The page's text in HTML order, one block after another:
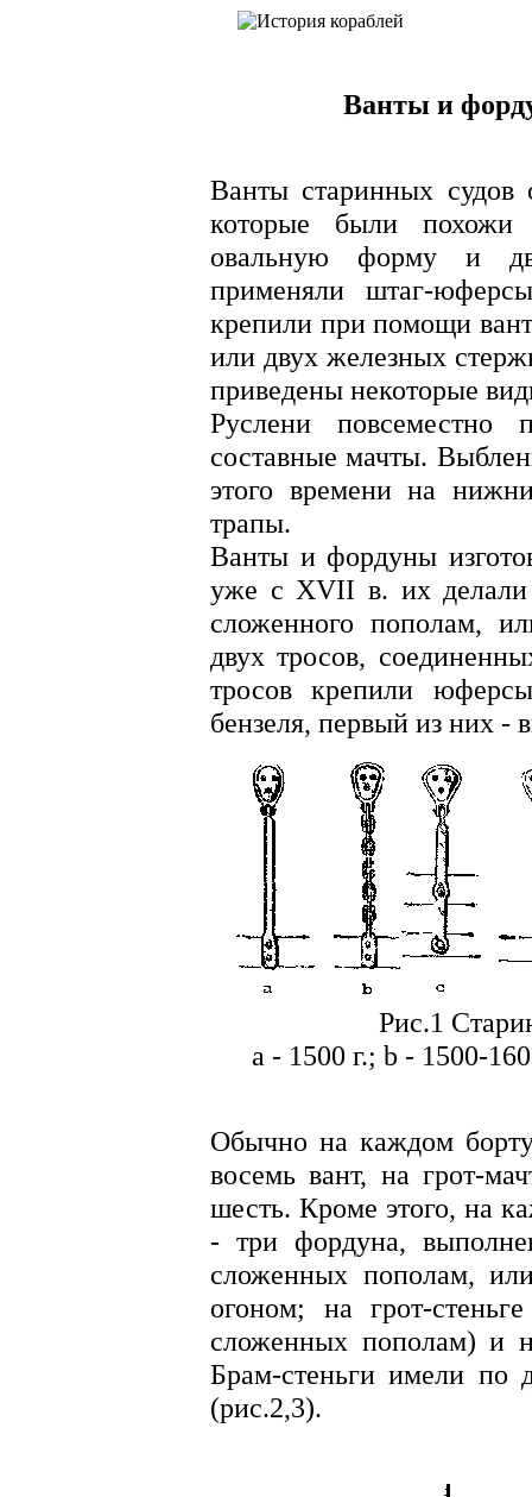
Ванты и
Ванты старинных судов
которые были
овальную форму и
применяли штаг-
крепили при помощи
или двух железных
приведены некоторые
Руслени
составные мачты.
этого времени на
трапы.
Ванты и фордуны
уже с XVII в. их делали
сложенного пополам,
двух тросов,
тросов крепили
бензеля, первый из них -
Рис.1
а - 1500 г.; b - 1500-
Обычно на каждом
восемь вант, на грот-
шесть. Кроме этого, на
- три фордуна,
сложенных пополам,
огоном; на грот-
сложенных пополам) и
Брам-стеньги имели по
(рис.2,3).